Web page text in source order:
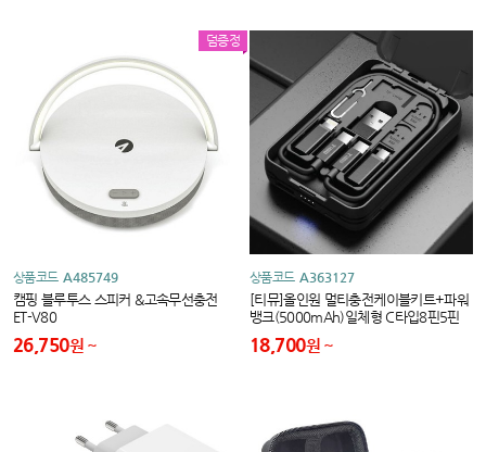
덤증정
상품코드 A485749
캠핑 블루투스 스피커 &고속무선충전
ET-V80
26,750원
상품코드 A363127
[티뮤]올인원 멀티충전케이블키트+파워
뱅크(5000mAh)일체형 C타입8핀5핀
PD기능 지원
18,700원